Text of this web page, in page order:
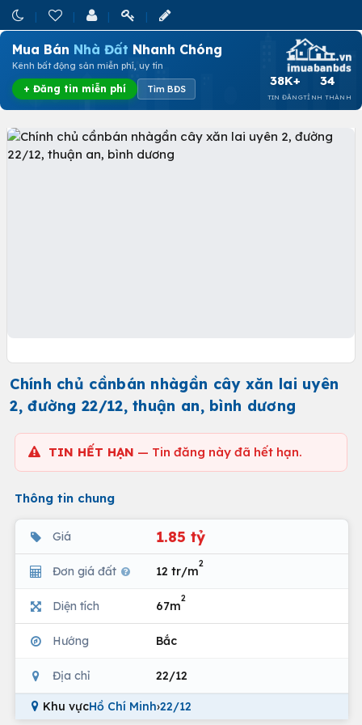
Mua Bán Nhà Đất Nhanh Chóng
Kênh bất động sản miễn phí, uy tín
+ Đăng tin miễn phí Tìm BĐS
38K+
TIN ĐĂNG
34
TỈNH THÀNH
Chính chủ cầnbán nhàgần cây xăn lai uyên
2, đường 22/12, thuận an, bình dương
TIN HẾT HẠN — Tin đăng này đã hết hạn.
Thông tin chung
Giá 1.85 tỷ
Đơn giá đất 12 tr/m
2
Diện tích 67m
2
Hướng Bắc
Địa chỉ 22/12
Khu vựcHồ Chí Minh›22/12